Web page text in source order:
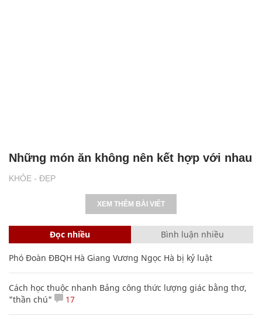
KHỎE - ĐẸP
Những món ăn không nên kết hợp với nhau
XEM THÊM BÀI VIẾT
Đọc nhiều Bình luận nhiều
Phó Đoàn ĐBQH Hà Giang Vương Ngọc Hà bị kỷ luật
Cách học thuộc nhanh Bảng công thức lượng giác bằng thơ,
"thần chú"
17